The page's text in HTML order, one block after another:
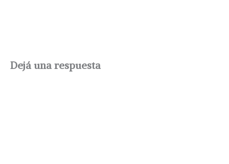
Dejá una respuesta